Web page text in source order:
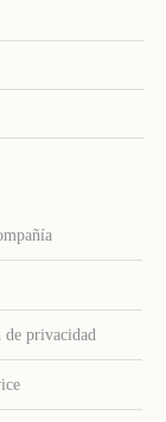
privacidad